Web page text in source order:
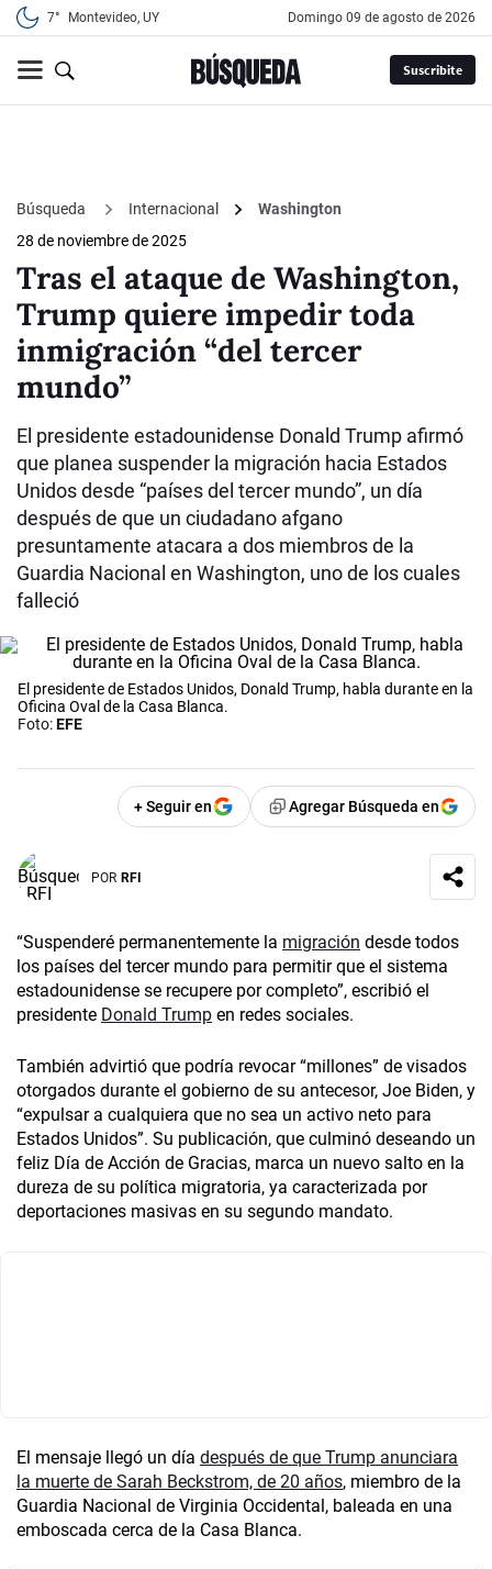
7° Montevideo, UY domingo 09 de agosto de 2026
Suscribite
Búsqueda Internacional
Washington
28 de noviembre de 2025
Tras el ataque de Washington,
Trump quiere impedir toda
inmigración “del tercer
mundo”
El presidente estadounidense Donald Trump afirmó
que planea suspender la migración hacia Estados
Unidos desde “países del tercer mundo”, un día
después de que un ciudadano afgano
presuntamente atacara a dos miembros de la
Guardia Nacional en Washington, uno de los cuales
falleció
El presidente de Estados Unidos, Donald Trump, habla durante en la
Oficina Oval de la Casa Blanca.
Foto:EFE
+ Seguir en Agregar Búsqueda en
POR RFI
“Suspenderé permanentemente la migración desde todos
los países del tercer mundo para permitir que el sistema
estadounidense se recupere por completo”, escribió el
presidente Donald Trump en redes sociales.
También advirtió que podría revocar “millones” de visados
otorgados durante el gobierno de su antecesor, Joe Biden, y
“expulsar a cualquiera que no sea un activo neto para
Estados Unidos”. Su publicación, que culminó deseando un
feliz Día de Acción de Gracias, marca un nuevo salto en la
dureza de su política migratoria, ya caracterizada por
deportaciones masivas en su segundo mandato.
El mensaje llegó un día después de que Trump anunciara
la muerte de Sarah Beckstrom, de 20 años, miembro de la
Guardia Nacional de Virginia Occidental, baleada en una
emboscada cerca de la Casa Blanca.